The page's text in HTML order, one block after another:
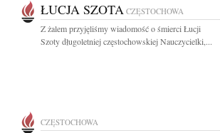
ŁUCJA SZOTA CZĘSTOCHOWA
Z żalem przyjęliśmy wiadomość o śmierci Łucji
Szoty długoletniej częstochowskiej Nauczycielki,...
CZĘSTOCHOWA